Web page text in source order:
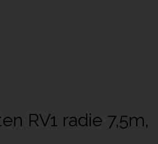
RV1 radie 7,5m,